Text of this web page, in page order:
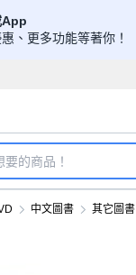
App
、更多功能等著你！
中文圖書 其它圖書